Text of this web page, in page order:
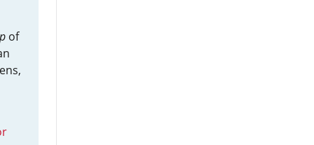
of